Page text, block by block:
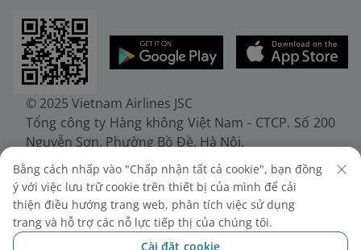
© 2025 Vietnam Airlines JSC
Tổng công ty Hàng không Việt Nam - CTCP. Số 200
Nguyễn Sơn, Phường Bồ Đề, Hà Nội.
Điện thoại: (+84-24) 38272289. Fax: (+84-24)
38722375
Giấy chứng nhận đăng ký doanh nghiệp, mã số
doanh nghiệp 0100107518, đăng ký lần đầu ngày
30/6/2010, đăng ký thay đổi lần thứ 10 ngày
Bằng cách nhấp vào "Chấp nhận tất cả cookie", bạn đồng
ý với việc lưu trữ cookie trên thiết bị của mình để cải
thiện điều hướng trang web, phân tích việc sử dụng
trang và hỗ trợ các nỗ lực tiếp thị của chúng tôi.
Cài đặt cookie